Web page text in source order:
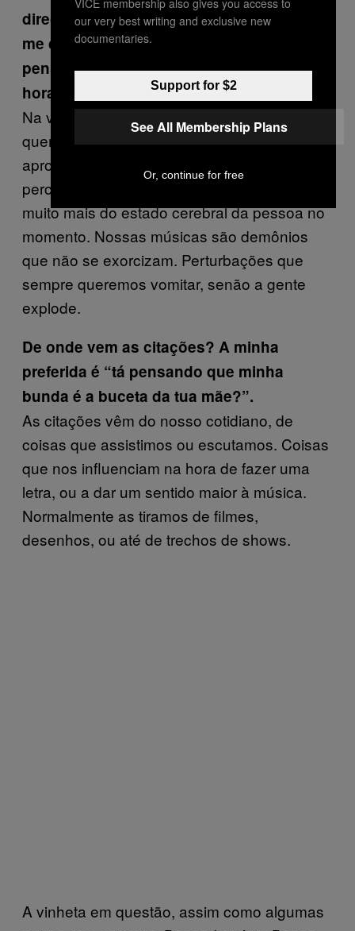
direção e isola todos os sons externos,
me deixando muito mais atento aos meus
pensamentos. Vocês pensam nisso na
hora de compor?
Na verdade, não. Temos uma ideia do que
queremos fazer com a música e tentamos
aproximar ao máximo disso. Já quanto a
percepção dela, vai depender do ouvinte,
muito mais do estado cerebral da pessoa no
momento. Nossas músicas são demônios
que não se exorcizam. Perturbações que
sempre queremos vomitar, senão a gente
explode.
De onde vem as citações? A minha
preferida é “tá pensando que minha
bunda é a buceta da tua mãe?”.
As citações vêm do nosso cotidiano, de
coisas que assistimos ou escutamos. Coisas
que nos influenciam na hora de fazer uma
letra, ou a dar um sentido maior à música.
Normalmente as tiramos de filmes,
desenhos, ou até de trechos de shows.
A vinheta em questão, assim como algumas
our very best writing and exclusive new
documentaries.
Support for $2
See All Membership Plans
Or, continue for free